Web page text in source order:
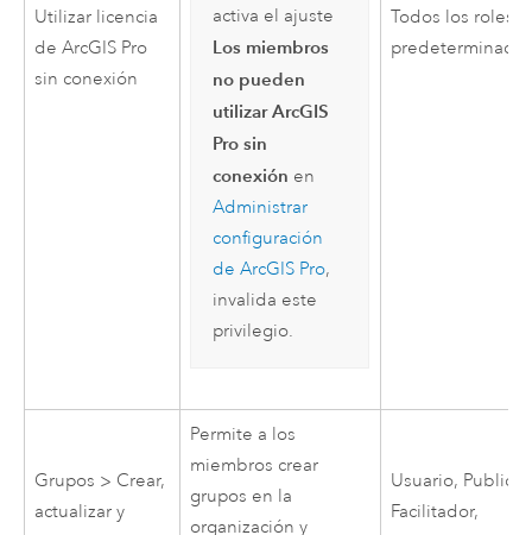
Utilizar licencia
deArcGIS Pro
sin conexión
activa el ajuste
Los miembros
no pueden
utilizar ArcGIS
Pro sin
conexión en
Administrar
configuración
de ArcGIS Pro,
invalida este
privilegio.
Todos los roles
Grupos > Crear,
actualizar y
Permite a los
miembros crear
grupos en la
organización y
Usuario,
Facilitador,